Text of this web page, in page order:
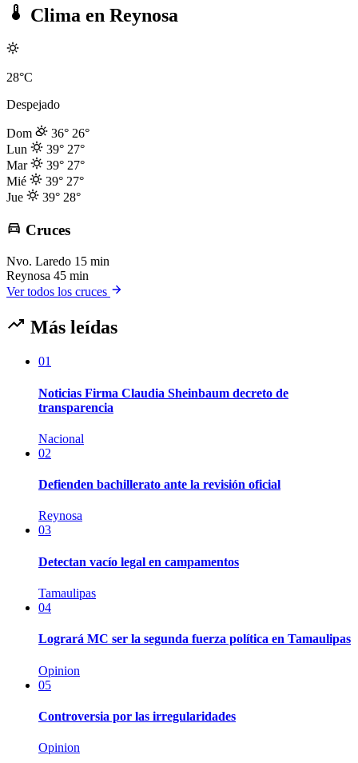
Clima en Reynosa
28°C
Despejado
Dom 36° 26°
Lun
39° 27°
Mar
39° 27°
Mié
39° 27°
Jue
39° 28°
Cruces
Nvo. Laredo 15 min
Reynosa 45 min
Ver todos los cruces
Más leídas
01
Noticias Firma Claudia Sheinbaum decreto de
transparencia
Nacional
02
Defienden bachillerato ante la revisión oficial
Reynosa
03
Detectan vacío legal en campamentos
Tamaulipas
04
Logrará MC ser la segunda fuerza política en Tamaulipas
Opinion
05
Controversia por las irregularidades
Opinion